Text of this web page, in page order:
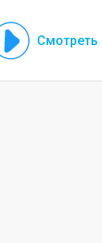
Смотреть